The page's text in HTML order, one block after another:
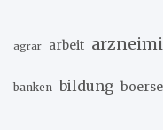
agrar arbeit
banken bildung boerse